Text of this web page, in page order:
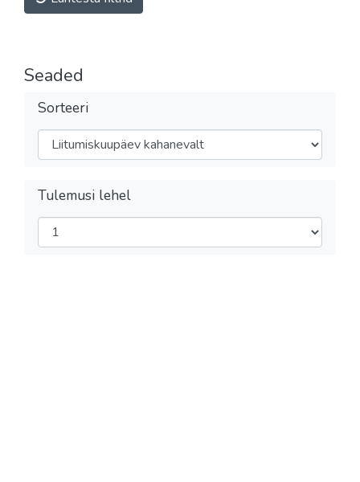
Seaded
Sorteeri
Tulemusi lehel